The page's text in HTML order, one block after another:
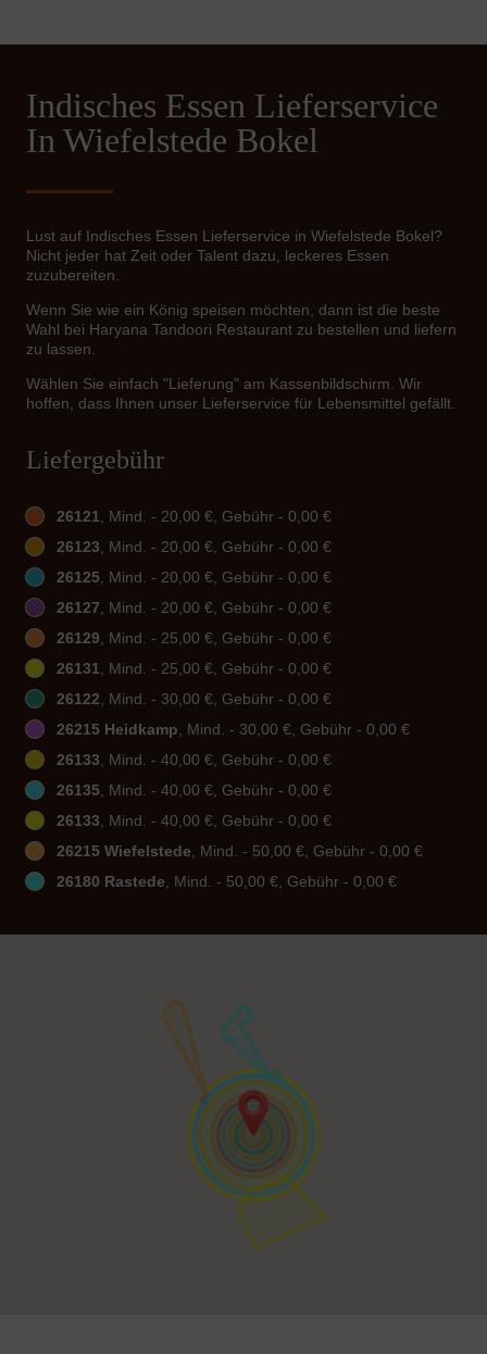
Indisches Essen Lieferservice
In Wiefelstede Bokel
Lust auf Indisches Essen Lieferservice in Wiefelstede Bokel?
Nicht jeder hat Zeit oder Talent dazu, leckeres Essen
zuzubereiten.
Wenn Sie wie ein König speisen möchten, dann ist die beste
Wahl bei Haryana Tandoori Restaurant zu bestellen und liefern
zu lassen.
Wählen Sie einfach "Lieferung" am Kassenbildschirm. Wir
hoffen, dass Ihnen unser Lieferservice für Lebensmittel gefällt.
Liefergebühr
26121, Mind. - 20,00 €, Gebühr - 0,00 €
26123, Mind. - 20,00 €, Gebühr - 0,00 €
26125, Mind. - 20,00 €, Gebühr - 0,00 €
26127, Mind. - 20,00 €, Gebühr - 0,00 €
26129, Mind. - 25,00 €, Gebühr - 0,00 €
26131, Mind. - 25,00 €, Gebühr - 0,00 €
26122, Mind. - 30,00 €, Gebühr - 0,00 €
26215 Heidkamp, Mind. - 30,00 €, Gebühr - 0,00 €
26133, Mind. - 40,00 €, Gebühr - 0,00 €
26135, Mind. - 40,00 €, Gebühr - 0,00 €
26133, Mind. - 40,00 €, Gebühr - 0,00 €
26215 Wiefelstede, Mind. - 50,00 €, Gebühr - 0,00 €
26180 Rastede, Mind. - 50,00 €, Gebühr - 0,00 €